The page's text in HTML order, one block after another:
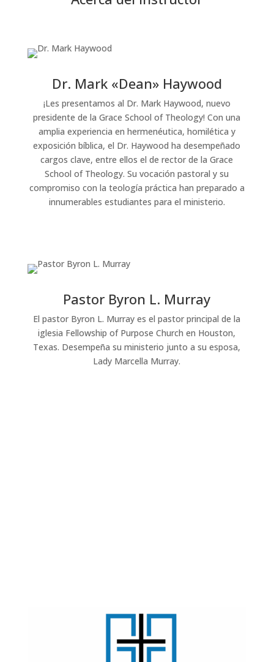
Dr. Mark «Dean» Haywood
¡Les presentamos al Dr. Mark Haywood, nuevo
presidente de la Grace School of Theology! Con una
amplia experiencia en hermenéutica, homilética y
exposición bíblica, el Dr. Haywood ha desempeñado
cargos clave, entre ellos el de rector de la Grace
School of Theology. Su vocación pastoral y su
compromiso con la teología práctica han preparado a
innumerables estudiantes para el ministerio.
Pastor Byron L. Murray
El pastor Byron L. Murray es el pastor principal de la
iglesia Fellowship of Purpose Church en Houston,
Texas. Desempeña su ministerio junto a su esposa,
Lady Marcella Murray.